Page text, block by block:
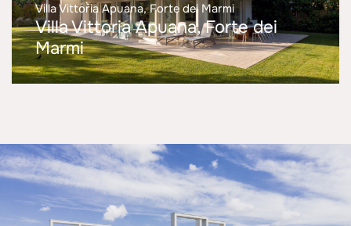
Villa Vittoria Apuana, Forte dei Marmi
Villa Vittoria Apuana, Forte dei
Marmi